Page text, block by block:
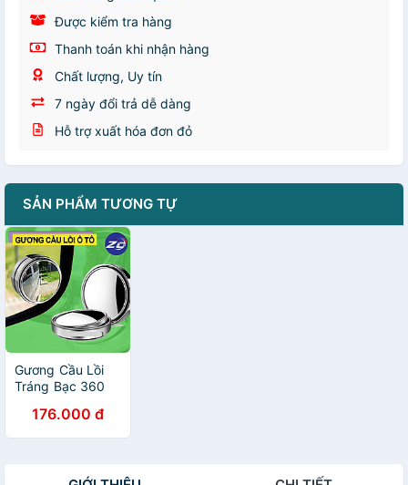
Được kiểm tra hàng
Thanh toán khi nhận hàng
Chất lượng, Uy tín
7 ngày đổi trả dễ dàng
Hỗ trợ xuất hóa đơn đỏ
SẢN PHẨM TƯƠNG TỰ
Gương Cầu Lồi
Tráng Bạc 360
Hiệu Quả để Xóa
Bỏ Điểm Mù Trên
176.000 đ